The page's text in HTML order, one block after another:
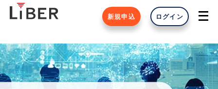
新規申込 ログイン